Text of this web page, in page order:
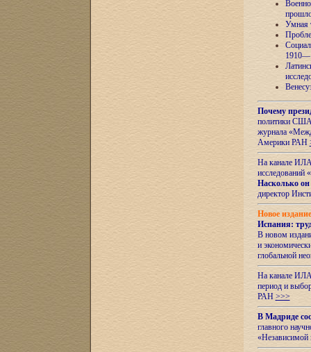
Умная
Почему
политики США
журнала
Америки РАН
На канале ИЛА
исследований «
Насколько он
директор
Новое
Испания:
В новом
и
глобальной
На канале
период и
РАН >>>
В Мадриде
главного
«Независимой